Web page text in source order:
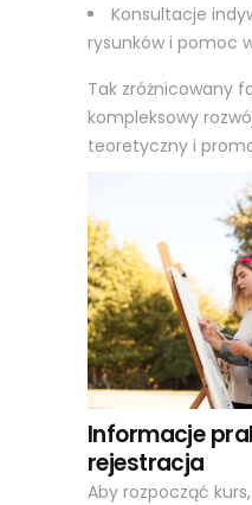
Konsultacje
rysunków i pomoc
Tak zróżnicowany
kompleksowy
teoretyczny i
Informacje
rejestracja
Aby rozpocząć